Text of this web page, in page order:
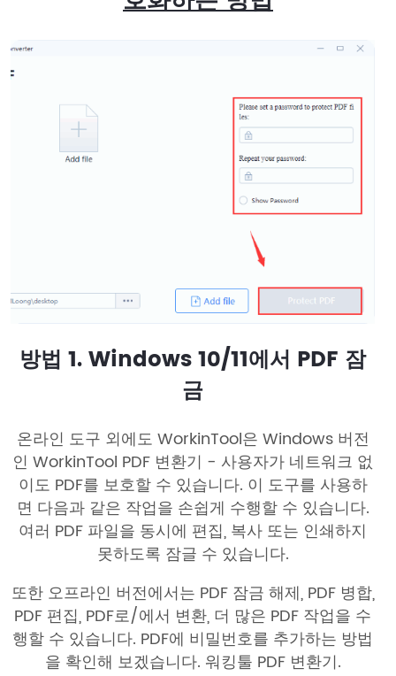
방법 1. Windows 10/11에서 PDF 잠
금
온라인 도구 외에도 WorkinTool은 Windows 버전
인 WorkinTool PDF 변환기 - 사용자가 네트워크 없
이도 PDF를 보호할 수 있습니다. 이 도구를 사용하
면 다음과 같은 작업을 손쉽게 수행할 수 있습니다.
여러 PDF 파일을 동시에 편집, 복사 또는 인쇄하지
못하도록 잠글 수 있습니다.
또한 오프라인 버전에서는 PDF 잠금 해제, PDF 병합,
PDF 편집, PDF로/에서 변환, 더 많은 PDF 작업을 수
행할 수 있습니다. PDF에 비밀번호를 추가하는 방법
을 확인해 보겠습니다. 워킹툴 PDF 변환기.